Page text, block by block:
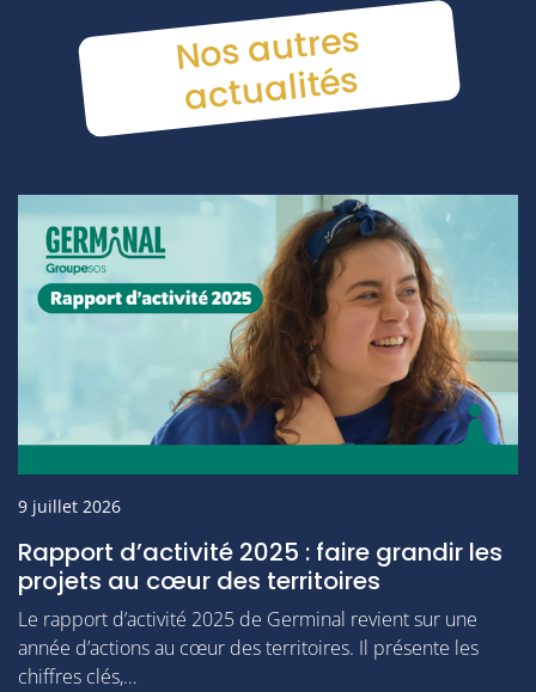
Nos
autres
actu
alités
9 juillet 2026
Rapport d’activité 2025 : faire grandir les
projets au cœur des territoires
Le rapport d’activité 2025 de Germinal revient sur une
année d’actions au cœur des territoires. Il présente les
chiffres clés,…